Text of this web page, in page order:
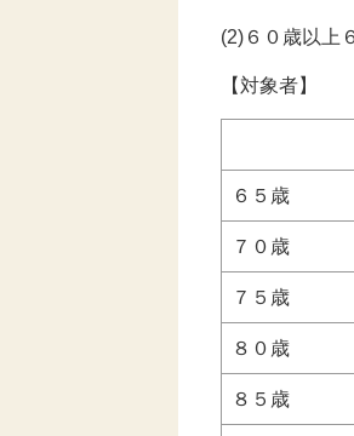
(2)６０歳以上
【対象者】
６５歳
７０歳
７５歳
８０歳
８５歳